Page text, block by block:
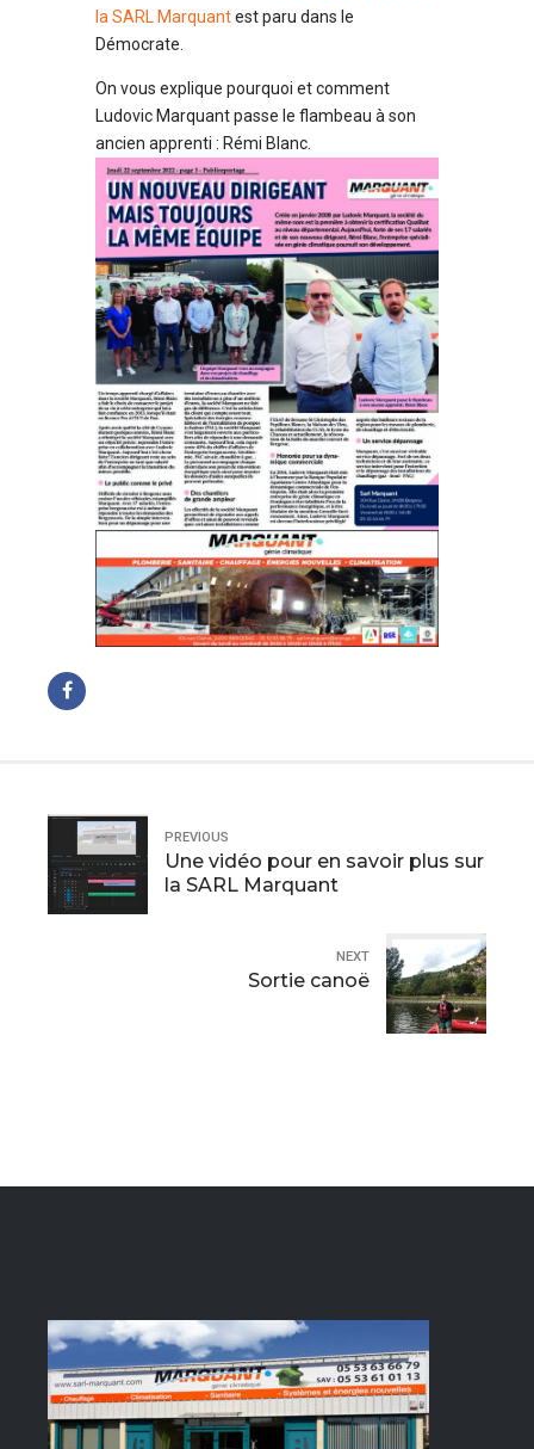
la SARL Marquantest paru dans le
Démocrate.
On vous explique pourquoi et comment
Ludovic Marquant passe le flambeau à son
ancien apprenti : Rémi Blanc.
PREVIOUS
Une vidéo pour en savoir plus sur
la SARL Marquant
NEXT
Sortie canoë